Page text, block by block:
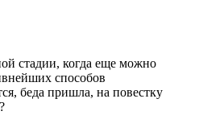
стадии, когда еще можно
способов
беда пришла, на повестку